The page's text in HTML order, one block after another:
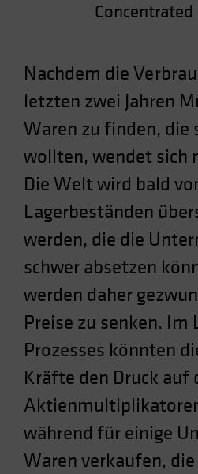
Singapore
Switzerland
Taiwan - 台灣
UK
United States (US Citizens)
US (Non-US Citizens/NRC)
Concentrated
Nachdem die
letzten zwei Jahren
Waren zu finden, die
wollten, wendet sich
Die Welt wird bald
Lagerbeständen
werden, die die
schwer absetzen
werden daher
Preise zu senken. Im
Prozesses könnten
Kräfte den Druck auf
während für einige
Waren verkaufen,